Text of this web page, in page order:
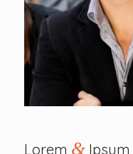
Lorem &Ipsum